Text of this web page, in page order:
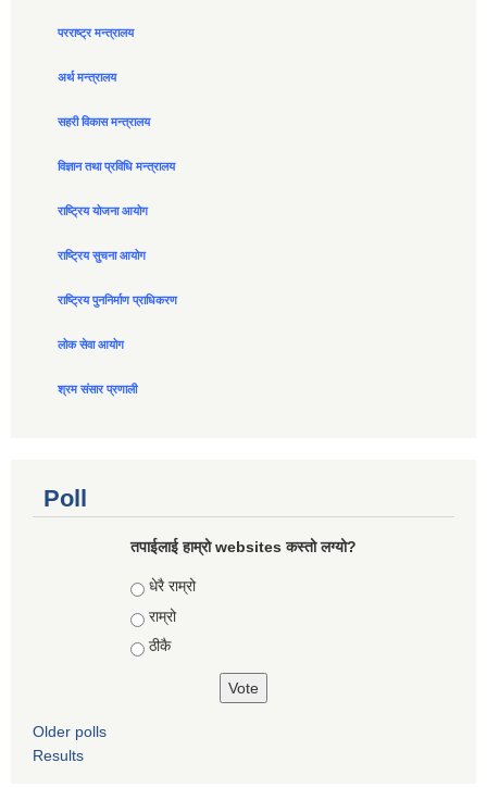
परराष्ट्र मन्त्रालय
अर्थ मन्त्रालय
सहरी विकास मन्त्रालय
विज्ञान तथा प्रविधि मन्त्रालय
राष्ट्रिय योजना आयोग
राष्ट्रिय सुचना आयोग
राष्ट्रिय पुननिर्माण प्राधिकरण
लोक सेवा आयोग
श्रम संसार प्रणाली
Poll
तपाईलाई हाम्रो websites कस्तो लग्यो?
Choices
धेरै राम्रो
राम्रो
ठीकै
Older polls
Results